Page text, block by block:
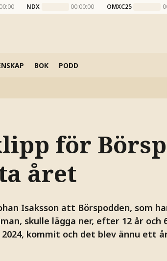
NDX 00:00:00 OMXC25
BOK PODD
för
året
Isaksson att Börspodden, som
skulle lägga ner, efter 12 år
kommit och det blev ännu ett